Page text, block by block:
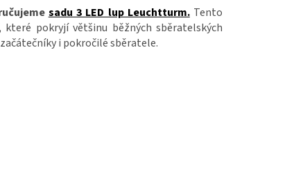
sadu 3 LED lup Leuchtturm.Tento
které pokryjí většinu běžných sběratelských
i pokročilé sběratele.